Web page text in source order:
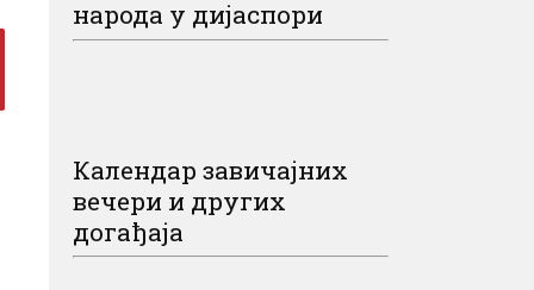
народа у дијаспори
Календар завичајних
вечери и других
догађаја